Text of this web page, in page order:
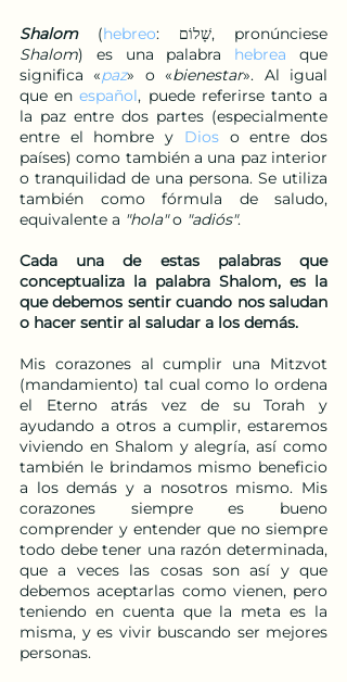
Shalom (hebreo
Shalom) es una palabra hebrea que
significa «paz» o «bienestar». Al igual
que en español, puede referirse tanto a
la paz entre dos partes (especialmente
entre el hombre y Dios o entre dos
países) como también a una paz interior
o tranquilidad de una persona. Se utiliza
también como fórmula de saludo,
equivalente a "hola" o "adiós".
Cada una de estas palabras que
conceptualiza la palabra Shalom, es la
que debemos sentir cuando nos saludan
o hacer sentir al saludar a los demás.
Mis corazones al cumplir una Mitzvot
(mandamiento) tal cual como lo ordena
el Eterno atrás vez de su Torah y
ayudando a otros a cumplir, estaremos
viviendo en Shalom y alegría, así como
también le brindamos mismo beneficio
a los demás y a nosotros mismo. Mis
corazones siempre es bueno
comprender y entender que no siempre
todo debe tener una razón determinada,
que a veces las cosas son así y que
debemos aceptarlas como vienen, pero
teniendo en cuenta que la meta es la
misma, y es vivir buscando ser mejores
personas.